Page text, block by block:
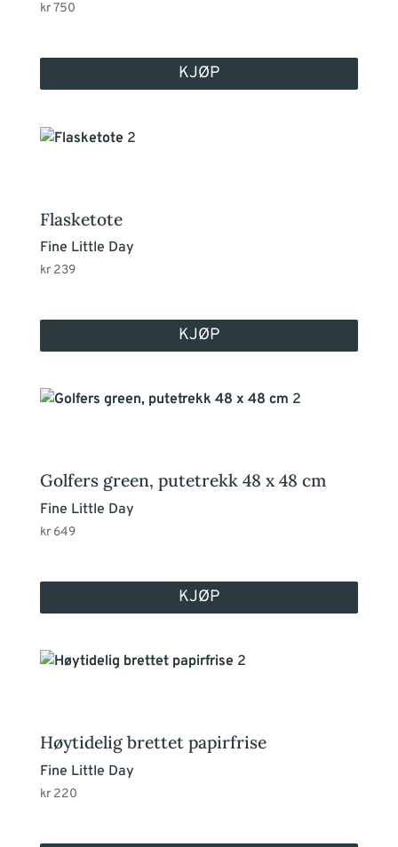
kr750
KJØP
Flasketote
Fine Little Day
kr239
KJØP
Golfers green, putetrekk 48 x 48 cm
Fine Little Day
kr649
KJØP
Høytidelig brettet papirfrise
Fine Little Day
kr220